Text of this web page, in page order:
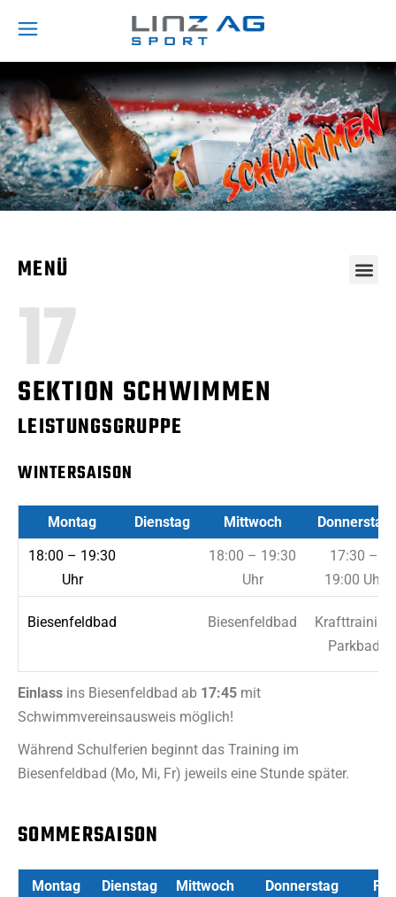
MENÜ
SEKTION SCHWIMMEN
17
LEISTUNGSGRUPPE
WINTERSAISON
Montag Dienstag Mittwoch
Donnerstag
18:00 – 19:30
Uhr
18:00 – 19:30
Uhr
17:30 –
19:00 Uhr
Biesenfeldbad Biesenfeldbad
Krafttraining
Parkbad
Einlass ins Biesenfeldbad ab 17:45 mit
Schwimmvereinsausweis möglich!
Während Schulferien beginnt das Training im
Biesenfeldbad (Mo, Mi, Fr) jeweils eine Stunde später.
SOMMERSAISON
Montag Dienstag Mittwoch Donnerstag